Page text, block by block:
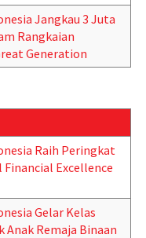
Jangkau 3 Juta
Rangkaian
Generation
Raih Peringkat
Excellence
Gelar Kelas
Remaja Binaan